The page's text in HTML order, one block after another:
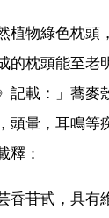
植物綠色枕頭
的枕頭能至老
記載：」蕎麥
頭暈，耳鳴等
釋：
香苷甙，具有